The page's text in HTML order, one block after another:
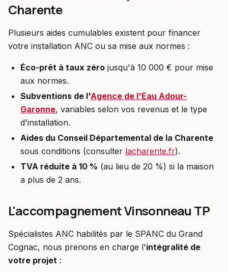
Charente
Plusieurs aides cumulables existent pour financer
votre installation ANC ou sa mise aux normes :
Éco-prêt à taux zéro jusqu'à 10 000 € pour mise
aux normes.
Subventions de l'Agence de l'Eau Adour-
Garonne, variables selon vos revenus et le type
d'installation.
Aides du Conseil Départemental de la Charente
sous conditions (consulter lacharente.fr).
TVA réduite à 10 % (au lieu de 20 %) si la maison
a plus de 2 ans.
L'accompagnement Vinsonneau TP
Spécialistes ANC habilités par le SPANC du Grand
Cognac, nous prenons en charge l'intégralité de
votre projet :